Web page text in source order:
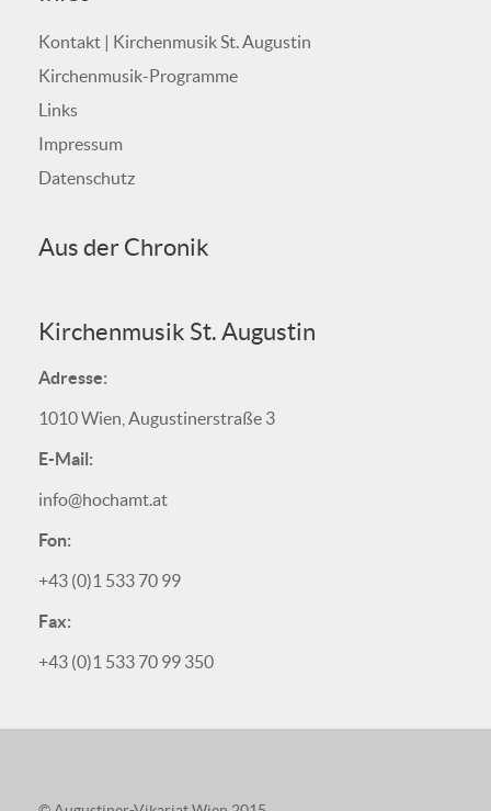
Kontakt | Kirchenmusik St. Augustin
Kirchenmusik-Programme
Links
Impressum
Datenschutz
Aus der Chronik
Kirchenmusik St. Augustin
Adresse:
1010 Wien, Augustinerstraße 3
E-Mail:
info@hochamt.at
Fon:
+43 (0)1 533 70 99
Fax:
+43 (0)1 533 70 99 350